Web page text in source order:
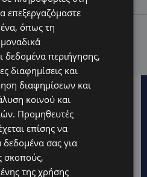
Ζητά τη στήριξη του κοινού
Τι λέει ο ίδιος-(Βίντεο)
επεξεργαζόμαστε
όπως τη
δεδομένα περιήγησης,
διαφημίσεις και
διαφημίσεων και
κοινού και
Προμηθευτές
επίσης να
δεδομένα σας για
σκοπούς,
της χρήσης